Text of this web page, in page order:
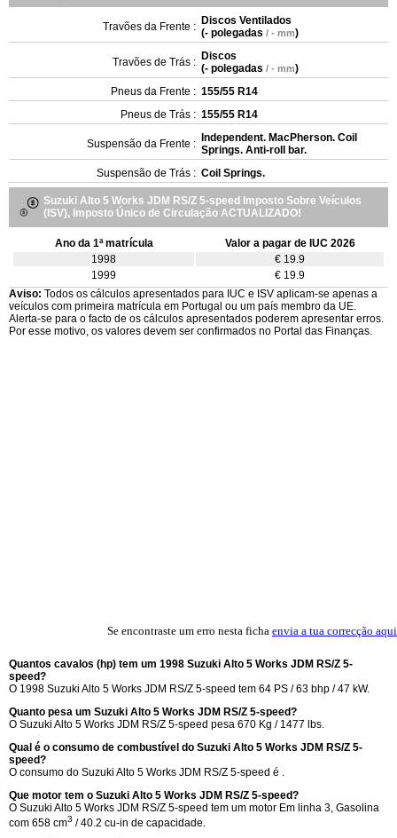
Travões da Frente : Discos Ventilados
(- polegadas / - mm)
Travões de Trás : Discos
(- polegadas / - mm)
Pneus da Frente : 155/55 R14
Pneus de Trás : 155/55 R14
Suspensão da Frente : Independent. MacPherson. Coil
Springs. Anti-roll bar.
Suspensão de Trás : Coil Springs.
Suzuki Alto 5 Works JDM RS/Z 5-speed Imposto Sobre Veículos
(ISV), Imposto Único de Circulação ACTUALIZADO!
Ano da 1ª matrícula
Valor a pagar de IUC 2026
1998
€ 19.9
1999
€ 19.9
Aviso: Todos os cálculos apresentados para IUC e ISV aplicam-se apenas a
veículos com primeira matrícula em Portugal ou um país membro da UE.
Alerta-se para o facto de os cálculos apresentados poderem apresentar erros.
Por esse motivo, os valores devem ser confirmados no Portal das Finanças.
Se encontraste um erro nesta ficha envia a tua correcção aqui
Quantos cavalos (hp) tem um 1998 Suzuki Alto 5 Works JDM RS/Z 5-
speed?
O 1998 Suzuki Alto 5 Works JDM RS/Z 5-speed tem 64 PS / 63 bhp / 47 kW.
Quanto pesa um Suzuki Alto 5 Works JDM RS/Z 5-speed?
O Suzuki Alto 5 Works JDM RS/Z 5-speed pesa 670 Kg / 1477 lbs.
Qual é o consumo de combustível do Suzuki Alto 5 Works JDM RS/Z 5-
speed?
O consumo do Suzuki Alto 5 Works JDM RS/Z 5-speed é .
Que motor tem o Suzuki Alto 5 Works JDM RS/Z 5-speed?
O Suzuki Alto 5 Works JDM RS/Z 5-speed tem um motor Em linha 3, Gasolina
com 658 cm3 / 40.2 cu-in de capacidade.